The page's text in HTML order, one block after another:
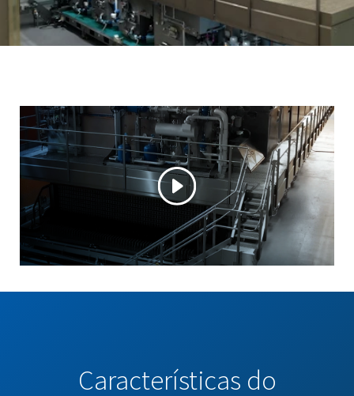
Características do